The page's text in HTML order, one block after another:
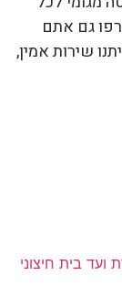
גם אתם
שירות אמין,
בית חיצוני